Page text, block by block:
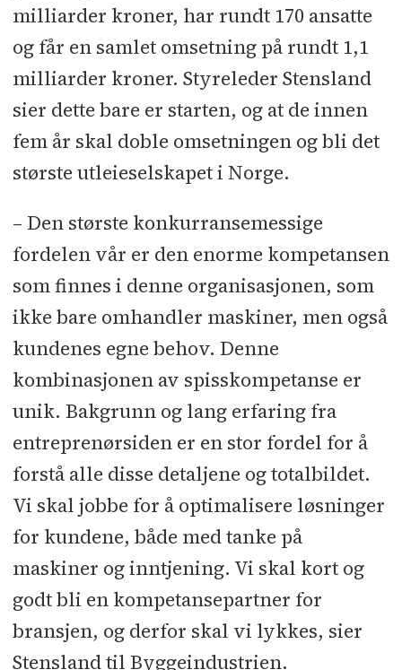
milliarder kroner, har rundt 170 ansatte
og får en samlet omsetning på rundt 1,1
milliarder kroner. Styreleder Stensland
sier dette bare er starten, og at de innen
fem år skal doble omsetningen og bli det
største utleieselskapet i Norge.
– Den største konkurransemessige
fordelen vår er den enorme kompetansen
som finnes i denne organisasjonen, som
ikke bare omhandler maskiner, men også
kundenes egne behov. Denne
kombinasjonen av spisskompetanse er
unik. Bakgrunn og lang erfaring fra
entreprenørsiden er en stor fordel for å
forstå alle disse detaljene og totalbildet.
Vi skal jobbe for å optimalisere løsninger
for kundene, både med tanke på
maskiner og inntjening. Vi skal kort og
godt bli en kompetansepartner for
bransjen, og derfor skal vi lykkes, sier
Stensland til Byggeindustrien.